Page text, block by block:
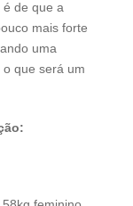
de que a
mais forte
uma
que será um